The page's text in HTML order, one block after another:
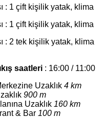
: 1 çift kişilik yatak, klima
: 1 çift kişilik yatak, klima
: 2 tek kişilik yatak, klima
saatleri : 16:00 / 11:00
Uzaklık 4 km
900 m
Uzaklık 160 km
& Bar 100 m